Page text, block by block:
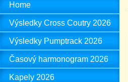
Home
Výsledky Cross Coutry 2026
Výsledky Pumptrack 2026
Časový harmonogram 2026
Kapely 2026